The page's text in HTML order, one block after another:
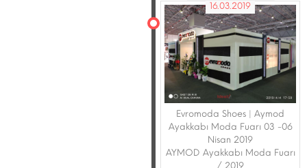
16.03.2019
Evromoda Shoes | Aymod
Ayakkabı Moda Fuarı 03 -06
Nisan 2019
AYMOD Ayakkabı Moda Fuarı
/ 2019